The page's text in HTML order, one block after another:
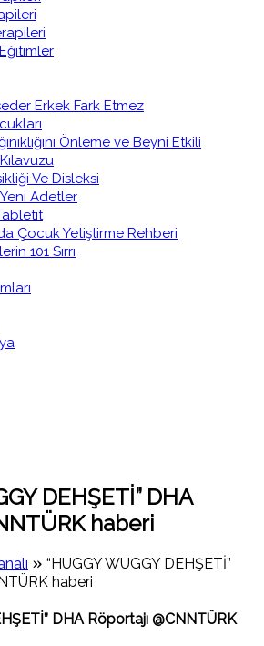
Erkek Fark Etmez
Önleme ve Beyni Etkili
Ve Disleksi
Adetler
Çocuk Yetiştirme Rehberi
101 Sırrı
DEHŞETİ” DHA
haberi
» “HUGGY WUGGY DEHŞETİ”
haberi
DHA Röportajı @CNNTÜRK